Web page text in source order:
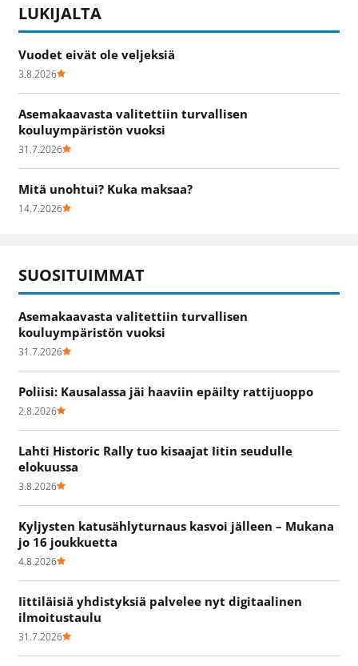
LUKIJALTA
Vuodet eivät ole veljeksiä
3.8.2026
Asemakaavasta valitettiin turvallisen
kouluympäristön vuoksi
31.7.2026
Mitä unohtui? Kuka maksaa?
14.7.2026
SUOSITUIMMAT
Asemakaavasta valitettiin turvallisen
kouluympäristön vuoksi
31.7.2026
Poliisi: Kausalassa jäi haaviin epäilty rattijuoppo
2.8.2026
Lahti Historic Rally tuo kisaajat Iitin seudulle
elokuussa
3.8.2026
Kyljysten katusählyturnaus kasvoi jälleen – Mukana
jo 16 joukkuetta
4.8.2026
Iittiläisiä yhdistyksiä palvelee nyt digitaalinen
ilmoitustaulu
31.7.2026